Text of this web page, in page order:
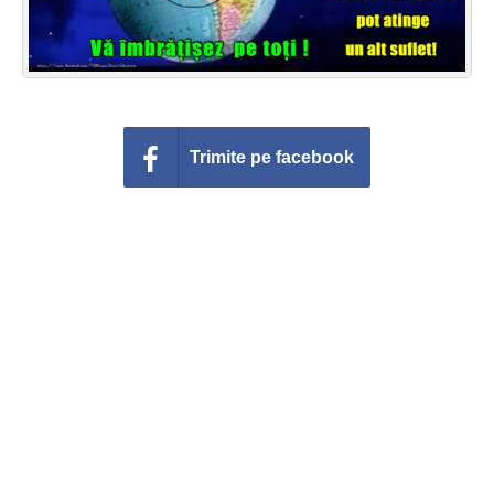
Felicitari animate
Invitatii personalizate
Trimite pe facebook